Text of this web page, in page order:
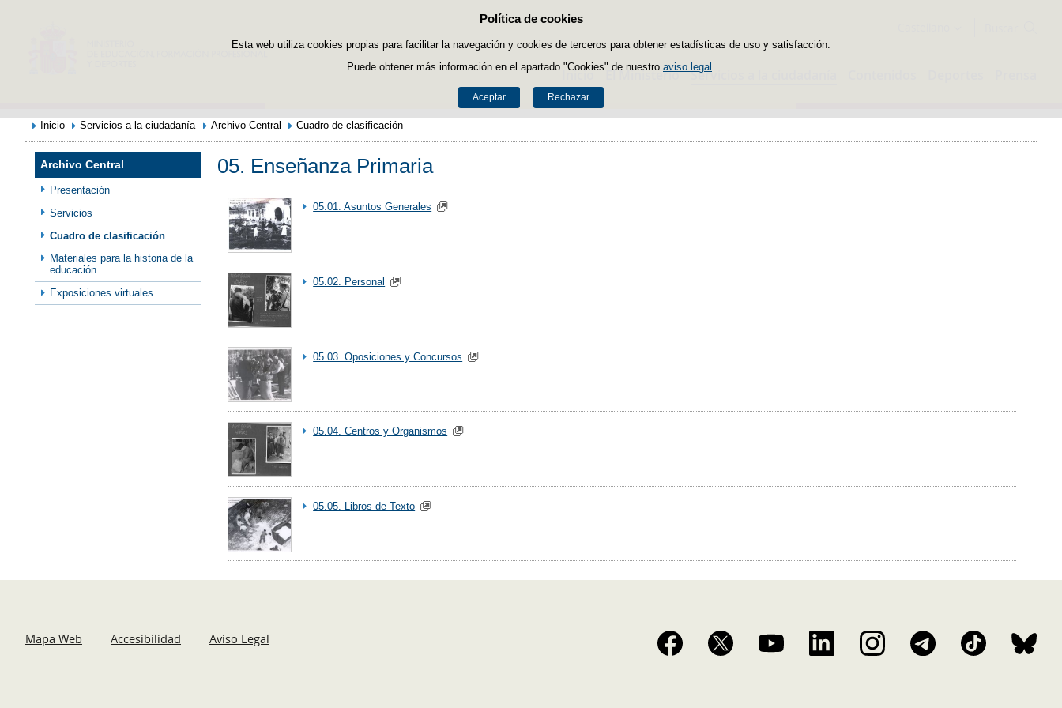
Política de cookies
Esta web utiliza cookies propias para facilitar la navegación y cookies de terceros para obtener estadísticas de uso y satisfacción.
Puede obtener más información en el apartado "Cookies" de nuestro aviso legal
Aceptar Rechazar
Saltar al contenido
Inicio El Ministerio Servicios a la ciudadanía
Inicio Servicios a la ciudadanía Archivo Central Cuadro de clasificación
Archivo Central
Presentación
Servicios
Cuadro de clasificación
Materiales para la historia de la
educación
Exposiciones virtuales
05. Enseñanza Primaria
05.01. Asuntos Generales
05.02. Personal
05.03. Oposiciones y Concursos
05.04. Centros y Organismos
05.05. Libros de Texto
Mapa Web Accesibilidad Aviso Legal